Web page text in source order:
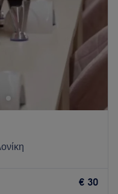
10:00
16:00
Κλειστό
Hall skg, όπου η
στην
Το εκπαιδευμένο
παρέχει
και περιποίησης που
την διάθεσή σας!
να σας
€ 30